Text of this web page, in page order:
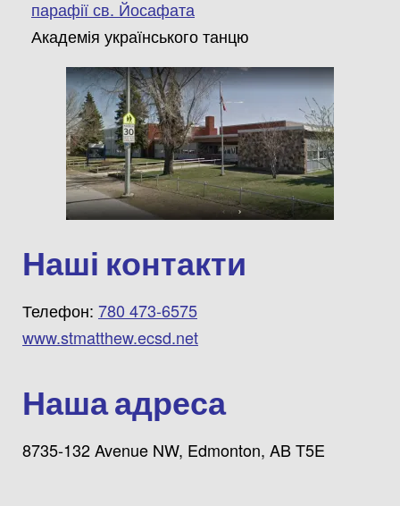
парафії св. Йосафата
Академія українського танцю
Наші контакти
Телефон: 780 473-6575
www.stmatthew.ecsd.net
Наша адреса
8735-132 Avenue NW, Edmonton, AB T5E